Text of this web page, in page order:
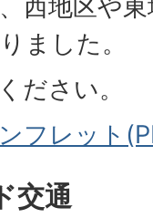
西地区や
ました。
ださい。
フレット
交通